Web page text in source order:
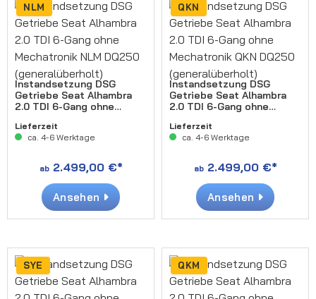
NLM
Instandsetzung DSG
Getriebe Seat Alhambra
2.0 TDI 6-Gang ohne
(generalüberholt)
Lieferzeit
ca. 4-6 Werktage
ab2.499,00 €*
Ansehen
QKN
Instandsetzung DSG
Getriebe Seat Alhambra
2.0 TDI 6-Gang ohne
(generalüberholt)
Lieferzeit
ca. 4-6 Werktage
ab2.499,00 €*
Ansehen
SYE QKM